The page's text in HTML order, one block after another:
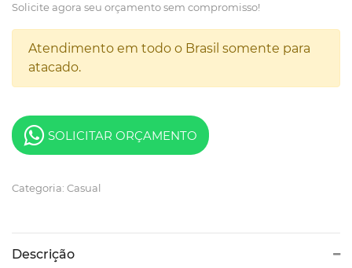
Solicite agora seu orçamento sem compromisso!
Atendimento em todo o Brasil somente para
atacado.
SOLICITAR ORÇAMENTO
Categoria: Casual
Descrição